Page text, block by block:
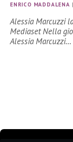
ENRICO MADDALENA
Alessia Marcuzzi
Mediaset Nella
Alessia Marcuzzi…